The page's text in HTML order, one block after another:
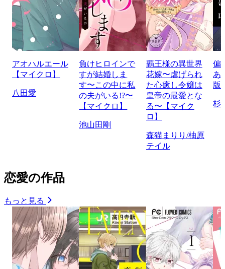
アオハルエール
【マイクロ】
八田愛
負けヒロインで
すが結婚しま
す〜この中に私
の夫がいる!?〜
【マイクロ】
池山田剛
覇王様の異世界
花嫁〜虐げられ
た心癒し令嬢は
皇帝の最愛とな
る〜【マイク
ロ】
森猫まりり/柚原
テイル
偏
あ
版
杉
恋愛の作品
もっと見る